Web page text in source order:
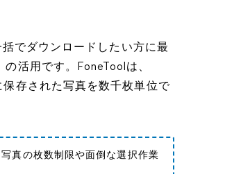
でダウンロードしたい方に最
の活用です。FoneToolは、
存された写真を数千枚単位で
写真の枚数制限や面倒な選択作業